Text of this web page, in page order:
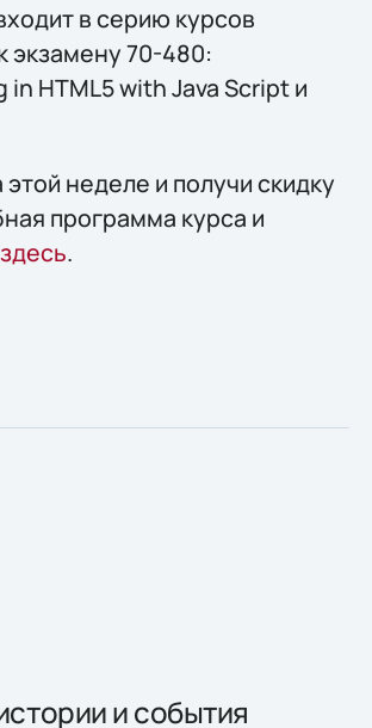
в серию курсов
экзамену 70-480:
in HTML5 with Java Script и
неделе и получи скидку
программа курса и
здесь.
и события